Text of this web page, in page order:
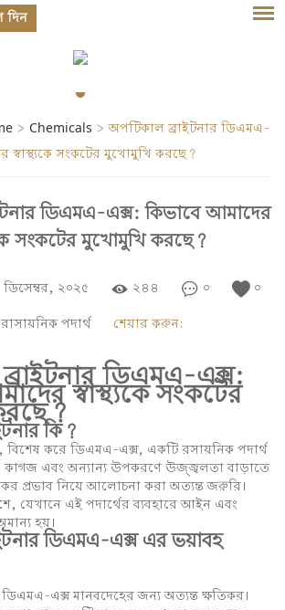
দিন
> Chemicals > অপটিকাল ব্রাইটনার ডিএমএ-
স্বাস্থ্যকে সংকটের মুখোমুখি করছে?
ডিএমএ-এক্স: কিভাবে আমাদের
সংকটের মুখোমুখি করছে?
২০২৫ ২৪৪ ০
০
রাসায়নিক পদার্থ শেয়ার করুন:
ডিএমএ-এক্স:
স্বাস্থ্যকে সংকটের
কি?
বিশেষ করে ডিএমএ-এক্স, একটি রসায়নিক পদার্থ
এবং অন্যান্য উপকরণে উজ্জ্বলতা বাড়াতে
প্রভাব নিয়ে আলোচনা করা অত্যন্ত জরুরি।
যেখানে এই পদার্থের ব্যবহারে আইন এবং
হয়।
ডিএমএ-এক্স এর ভয়াবহ
এক্স মানবদেহের জন্য অত্যন্ত ক্ষতিকর।